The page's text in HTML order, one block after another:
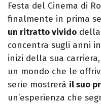
Festa del Cinema di
finalmente in prima
un ritratto vivido
concentra sugli anni
inizi della sua
un mondo che le
serie mostrerà il suo
un’esperienza che